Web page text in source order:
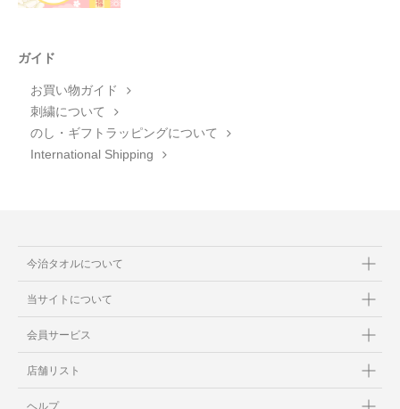
ガイド
お買い物ガイド
刺繍について
のし・ギフトラッピングについて
International Shipping
今治タオルについて
当サイトについて
会員サービス
店舗リスト
ヘルプ